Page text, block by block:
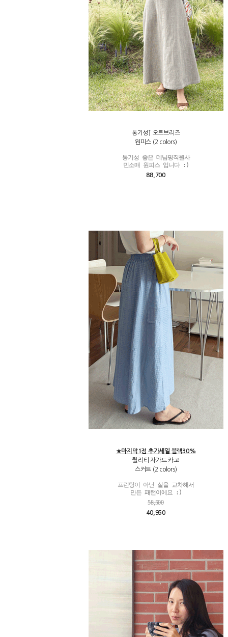
통기성↑ 오트브리즈
원피스 (2 colors)
통기성 좋은 데님평직원사
민소매 원피스 입니다 :)
88,700
★마지막1점 추가세일 블랙30%
퀄리티 자가드 카고
스커트 (2 colors)
프린팅이 아닌 실을 교차해서
만든 패턴이에요 :)
58,500
40,950